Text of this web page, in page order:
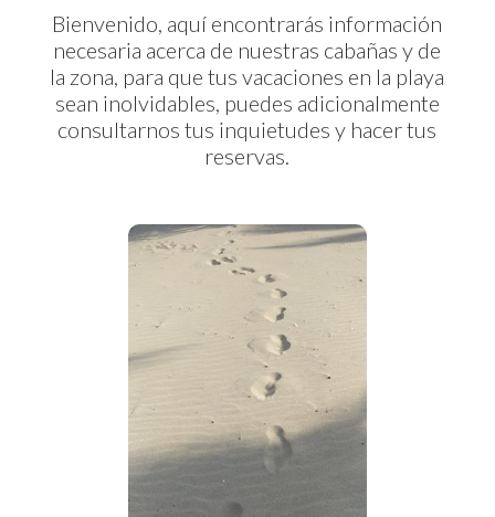
Bienvenido, aquí encontrarás información
necesaria acerca de nuestras cabañas y de
la zona, para que tus vacaciones en la playa
sean inolvidables, puedes adicionalmente
consultarnos tus inquietudes y hacer tus
reservas.